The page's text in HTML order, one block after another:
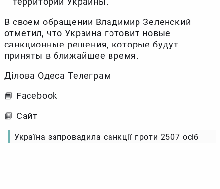
В своем обращении Владимир Зеленский
отметил, что Украина готовит новые
санкционные решения, которые будут
приняты в ближайшее время.
Ділова Одеса Телеграм
📘 Facebook
📙 Сайт
Україна запровадила санкції проти 2507 осіб